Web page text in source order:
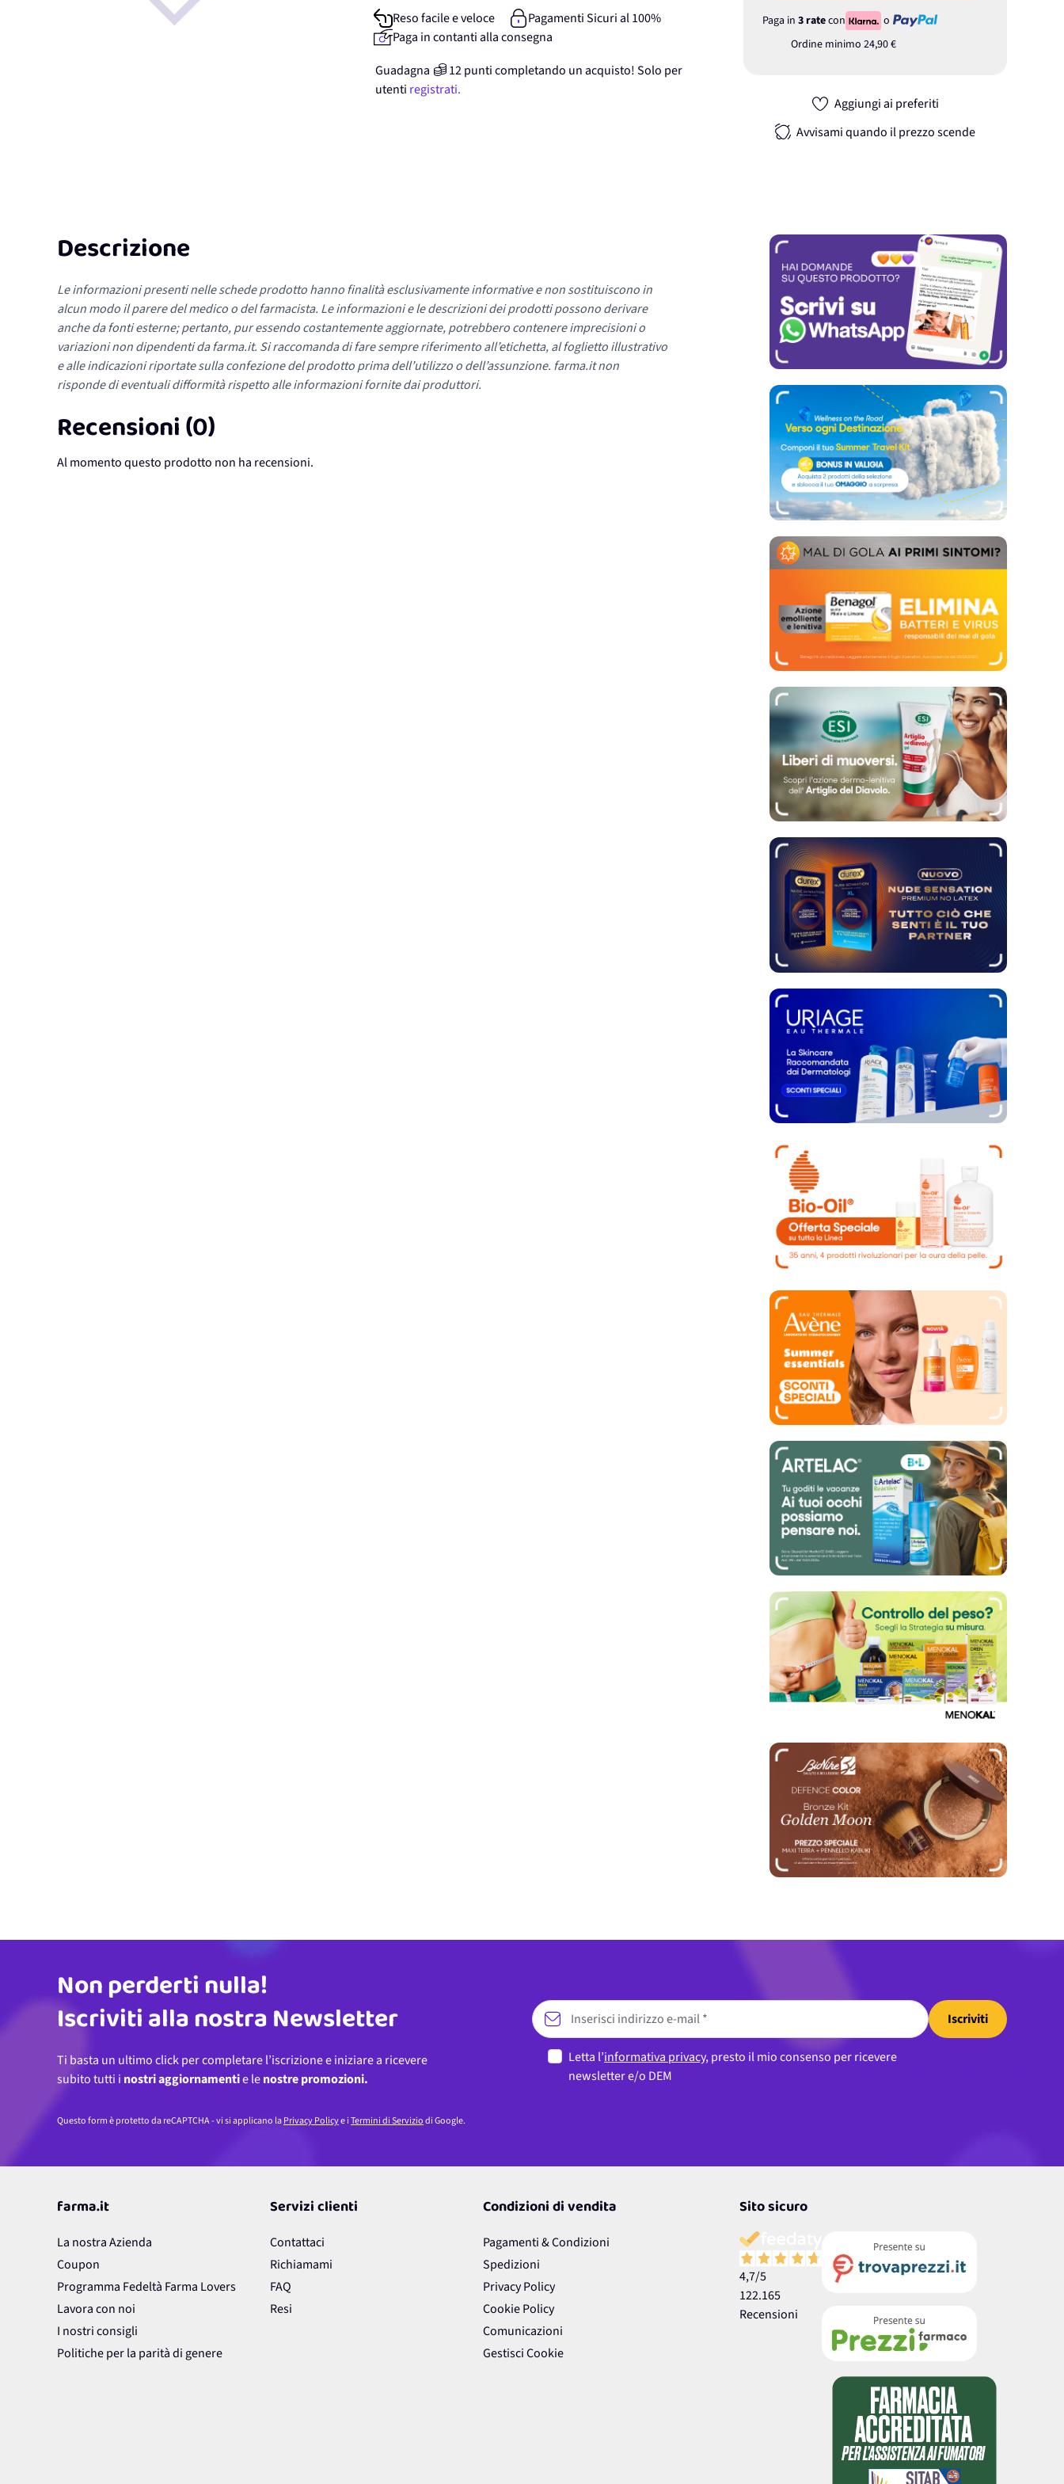
Paga in 3 ratecon
o
Ordine minimo 24,90 €
Aggiungi ai preferiti
Avvisami quando il prezzo scende
Reso facile e veloce
Pagamenti Sicuri al 100%
Paga in contanti alla consegna
Guadagna
12punticompletando un acquisto! Solo per
utenti registrati.
Descrizione
Le informazioni presenti nelle schede prodotto hanno finalità esclusivamente informative e non sostituiscono in
alcun modo il parere del medico o del farmacista. Le informazioni e le descrizioni dei prodotti possono derivare
anche da fonti esterne; pertanto, pur essendo costantemente aggiornate, potrebbero contenere imprecisioni o
variazioni non dipendenti da farma.it. Si raccomanda di fare sempre riferimento all’etichetta, al foglietto illustrativo
e alle indicazioni riportate sulla confezione del prodotto prima dell’utilizzo o dell’assunzione. farma.it non
risponde di eventuali difformità rispetto alle informazioni fornite dai produttori.
Recensioni (0)
Al momento questo prodotto non ha recensioni.
Indirizzo email
Non perderti nulla!
Iscriviti alla nostra Newsletter
Ti basta un ultimo click per completare l’iscrizione e iniziare a ricevere
subito tutti i nostri aggiornamentie lenostre promozioni.
Iscriviti
Letta l’informativa privacy, presto il mio consenso per ricevere
newsletter e/o DEM
Questo form è protetto da reCAPTCHA - vi si applicano laPrivacy Policye iTermini di Serviziodi Google.
farma.it
La nostra Azienda
Coupon
Programma Fedeltà Farma Lovers
Lavora con noi
I nostri consigli
Politiche per la parità di genere
Servizi clienti
Contattaci
Richiamami
FAQ
Resi
Condizioni di vendita
Pagamenti & Condizioni
Spedizioni
Privacy Policy
Cookie Policy
Comunicazioni
Gestisci Cookie
Sito sicuro
4,7/5
122.165
Recensioni